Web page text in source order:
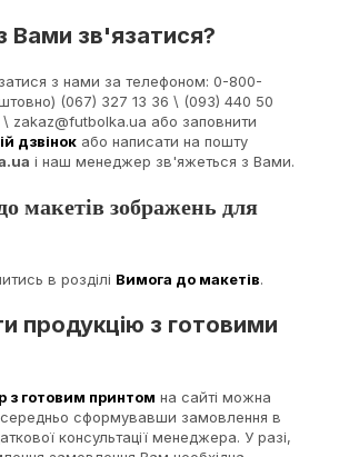
Вами зв'язатися?
з нами за телефоном: 0-800-
(067) 327 13 36 \ (093) 440 50
zakaz@futbolka.ua або заповнити
дзвінок або написати на пошту
і наш менеджер зв'яжеться з Вами.
макетів зображень для
в розділі Вимога до макетів.
продукцію з готовими
з готовим принтом на сайті можна
сформувавши замовлення в
консультації менеджера. У разі,